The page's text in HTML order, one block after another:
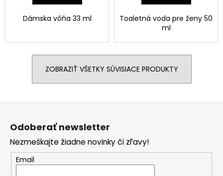
Dámska vôňa 33 ml
Toaletná voda pre ženy 50
ml
ZOBRAZIŤ VŠETKY SÚVISIACE PRODUKTY
Z
Odoberať newsletter
Nezmeškajte žiadne novinky či zľavy!
Email